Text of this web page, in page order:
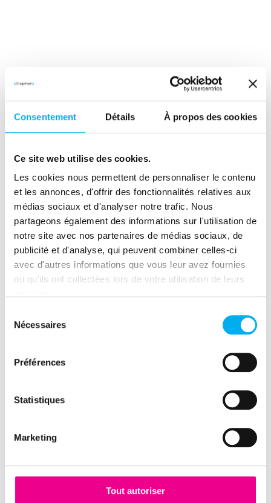
Consentement Détails À propos des cookies
Ce site web utilise des cookies.
Les cookies nous permettent de personnaliser le contenu
et les annonces, d'offrir des fonctionnalités relatives aux
médias sociaux et d'analyser notre trafic. Nous
partageons également des informations sur l'utilisation de
notre site avec nos partenaires de médias sociaux, de
publicité et d'analyse, qui peuvent combiner celles-ci
avec d'autres informations que vous leur avez fournies
ou qu'ils ont collectées lors de votre utilisation de leurs
Nécessaires
Préférences
Statistiques
Marketing
Tout autoriser
Partager cette ressource
(nouvelle fenêtre)
(nouvelle fenêtre)
(nouvelle fenêtre)
(nouvelle fenêtre)
(nouvelle fenêtre)
(nouvelle fenêtre)
(nouvelle
Publié par
Ressource précédente
La dynamique entrepreneuriale en France 2ème
Ressource suivante
Eric Latreuille, Vice-Président International de
l'AFDCC